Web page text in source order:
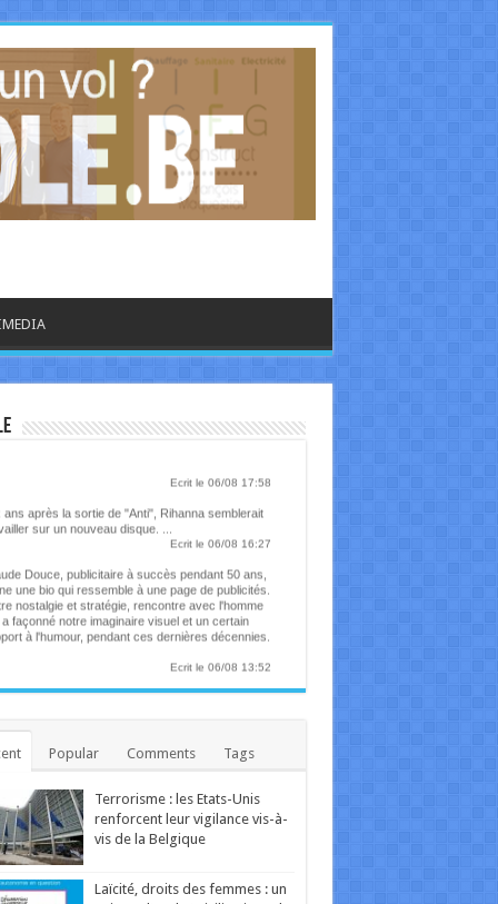
ans après la sortie de "Anti", Rihanna semblerait
sur un nouveau disque. ...
Ecrit le 06/08 16:27
Douce, publicitaire à succès pendant 50 ans,
une bio qui ressemble à une page de publicités.
nostalgie et stratégie, rencontre avec l'homme
a façonné notre imaginaire visuel et un certain
à l'humour, pendant ces dernières décennies.
Ecrit le 06/08 13:52
participera à un concert caritatif pour les
belge sera aux côtés de plusieurs
en chef de Versailles depuis cinquante ans,
the Place of Ghosts" : comment affronter les
de son enfance ?
envoûtant explore le trauma de deux frères
que les traditions de leur peuple autochtone de
du Canada. Ce mercredi sur grand écran. ...
Popular Comments Tags
Terrorisme : les Etats-Unis
renforcent leur vigilance vis-à-
vis de la Belgique
Laïcité, droits des femmes : un